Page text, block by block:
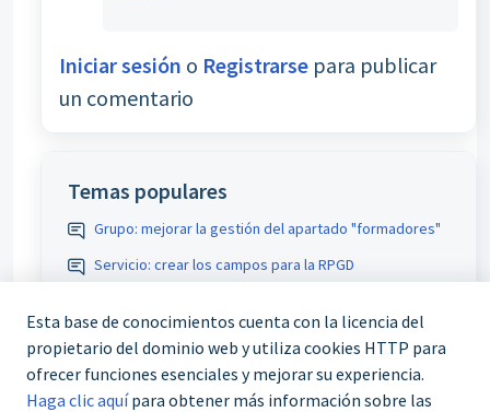
Iniciar sesión o Registrarse para publicar
un comentario
Temas populares
Grupo: mejorar la gestión del apartado "formadores"
Servicio: crear los campos para la RPGD
teleformación
Comunicaciones participante inicio/fin: permitir
adjuntos de curso custodiados
Esta base de conocimientos cuenta con la licencia del
propietario del dominio web y utiliza cookies HTTP para
ofrecer funciones esenciales y mejorar su experiencia.
Haga clic aquípara obtener más información sobre las